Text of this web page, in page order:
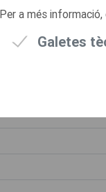
Per a més
Galetes